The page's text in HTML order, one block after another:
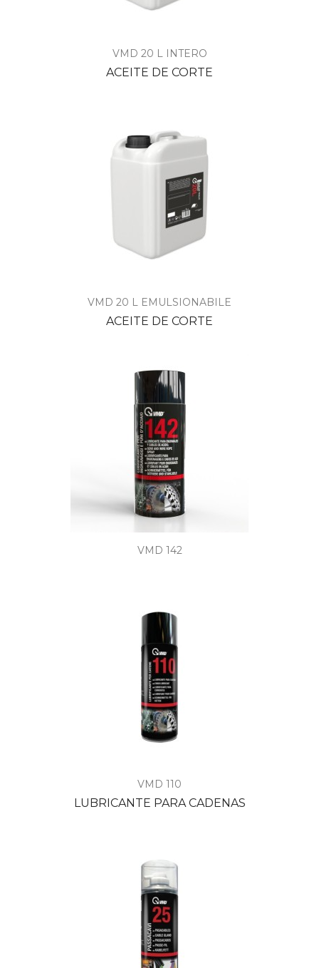
VMD 20 L INTERO
ACEITE DE CORTE
VMD 20 L EMULSIONABILE
ACEITE DE CORTE
VMD 142
VMD 110
LUBRICANTE PARA CADENAS